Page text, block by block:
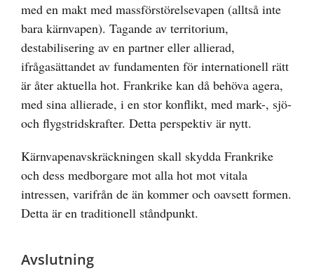
med en makt med massförstörelsevapen (alltså inte
bara kärnvapen). Tagande av territorium,
destabilisering av en partner eller allierad,
ifrågasättandet av fundamenten för internationell rätt
är åter aktuella hot. Frankrike kan då behöva agera,
med sina allierade, i en stor konflikt, med mark-, sjö-
och flygstridskrafter. Detta perspektiv är nytt.
Kärnvapenavskräckningen skall skydda Frankrike
och dess medborgare mot alla hot mot vitala
intressen, varifrån de än kommer och oavsett formen.
Detta är en traditionell ståndpunkt.
Avslutning